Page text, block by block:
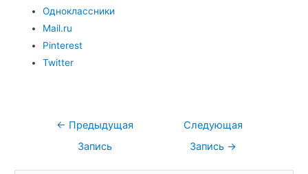
Одноклассники
Mail.ru
Pinterest
Twitter
← Предыдущая
Запись
Следующая
Запись →